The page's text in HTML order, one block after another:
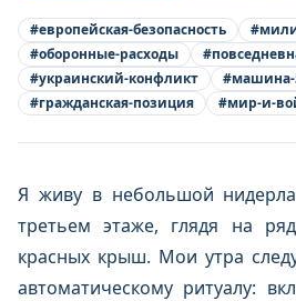
#европейская-безопасность #
#оборонные-расходы #
#украинский-конфликт #машина-
#гражданская-позиция #мир-и-
Я живу в небольшой
третьем этаже, глядя на
красных крыш. Мои утра
автоматическому ритуалу: